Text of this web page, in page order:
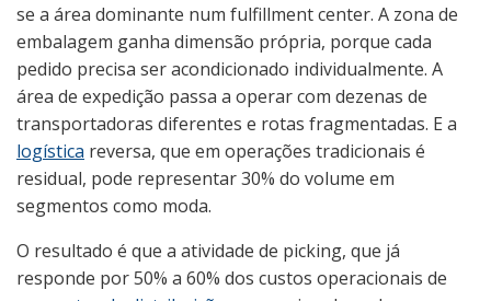
se a área dominante num fulfillment center. A zona de
embalagem ganha dimensão própria, porque cada
pedido precisa ser acondicionado individualmente. A
área de expedição passa a operar com dezenas de
transportadoras diferentes e rotas fragmentadas. E a
logística reversa, que em operações tradicionais é
residual, pode representar 30% do volume em
segmentos como moda.
O resultado é que a atividade de picking, que já
responde por 50% a 60% dos custos operacionais de